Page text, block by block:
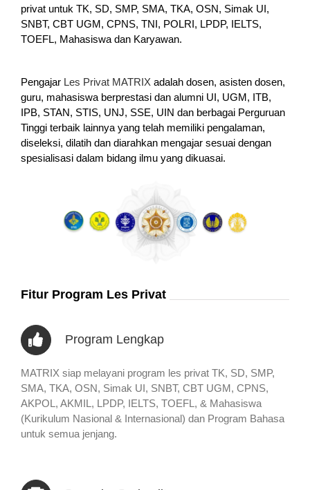
privat untuk TK, SD, SMP, SMA, TKA, OSN, Simak UI,
SNBT, CBT UGM, CPNS, TNI, POLRI, LPDP, IELTS,
TOEFL, Mahasiswa dan Karyawan.
Pengajar Les Privat MATRIX adalah dosen, asisten dosen,
guru, mahasiswa berprestasi dan alumni UI, UGM, ITB,
IPB, STAN, STIS, UNJ, SSE, UIN dan berbagai Perguruan
Tinggi terbaik lainnya yang telah memiliki pengalaman,
diseleksi, dilatih dan diarahkan mengajar sesuai dengan
spesialisasi dalam bidang ilmu yang dikuasai.
Fitur Program Les Privat
Program Lengkap
MATRIX siap melayani program les privat TK, SD, SMP,
SMA, TKA, OSN, Simak UI, SNBT, CBT UGM, CPNS,
AKPOL, AKMIL, LPDP, IELTS, TOEFL, & Mahasiswa
(Kurikulum Nasional & Internasional) dan Program Bahasa
untuk semua jenjang.